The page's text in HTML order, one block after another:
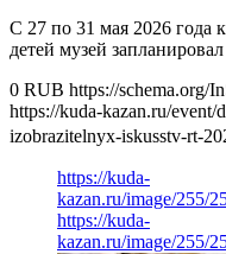
С 27 по 31 мая 2026
детей музей
0 RUB https://schema.org/
https://kuda-kazan.ru/event/
izobrazitelnyx-iskusstv-rt-
https://kuda-
kazan.ru/image/255/
https://kuda-
kazan.ru/image/255/